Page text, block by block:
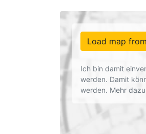
Load map
Ich bin damit
werden. Damit
werden. Mehr